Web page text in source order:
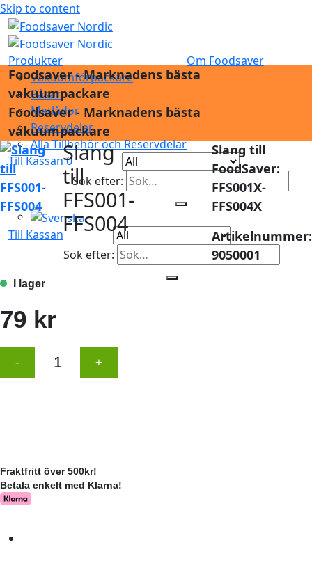
Skip to content
Produkter
Vakuumförpackare
Påsar
Matlådor
Reservdelar
Alla Tillbehör och Reservdelar
Om Foodsaver
Till Kassan0
Sök efter:
Till Kassan
Sök efter:
Foodsaver - Marknadens bästa
vakuumpackare
Foodsaver - Marknadens bästa
vakuumpackare
Slang
till
FFS001-
FFS004
Slang till
FoodSaver:
FFS001X-
FFS004X
Artikelnummer:
9050001